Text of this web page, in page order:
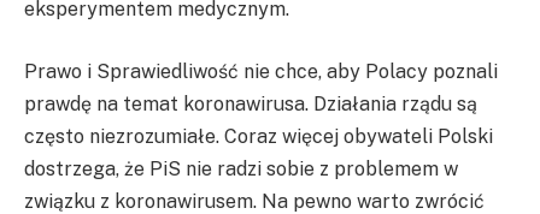
eksperymentem medycznym.
Prawo i Sprawiedliwość nie chce, aby Polacy poznali
prawdę na temat koronawirusa. Działania rządu są
często niezrozumiałe. Coraz więcej obywateli Polski
dostrzega, że PiS nie radzi sobie z problemem w
związku z koronawirusem. Na pewno warto zwrócić